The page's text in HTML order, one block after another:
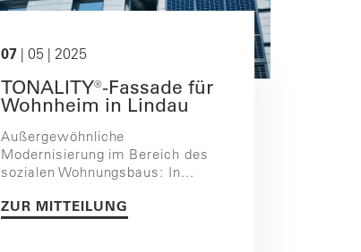
07 | 05 | 2025
TONALITY®-Fassade für
Wohnheim in Lindau
Außergewöhnliche
Modernisierung im Bereich des
sozialen Wohnungsbaus: In...
ZUR MITTEILUNG